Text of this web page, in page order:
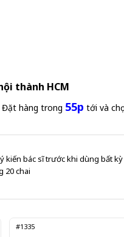
thành HCM
Đặt hàng trong 55p tới và
kiến bác sĩ trước khi dùng bất
20 chai
#1335